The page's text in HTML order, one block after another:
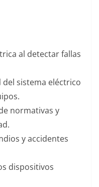
al detectar fallas
sistema eléctrico
normativas y
y accidentes
dispositivos